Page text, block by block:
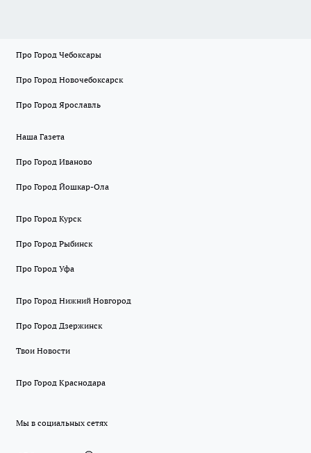
Про Город Чебоксары
Про Город Новочебоксарск
Про Город Ярославль
Наша Газета
Про Город Иваново
Про Город Йошкар-Ола
Про Город Курск
Про Город Рыбинск
Про Город Уфа
Про Город Нижний Новгород
Про Город Дзержинск
Твои Новости
Про Город Краснодара
Мы в социальных сетях